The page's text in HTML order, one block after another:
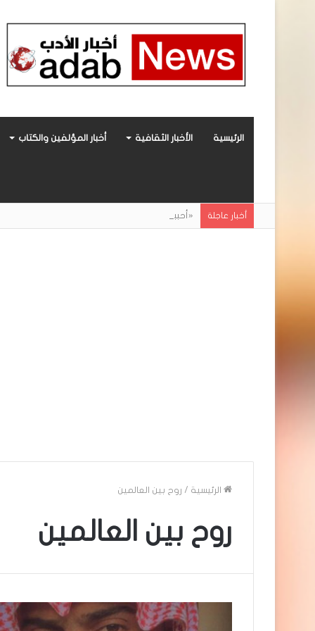
الرئيسية الأخبار الثقافية أخبار المؤلفين والكتاب
أخبار عاجلة «أحببتُ فراشة».. رواية حديثة صادرة عن مركز
الرئيسية / روح بين العالمين
روح بين العالمين